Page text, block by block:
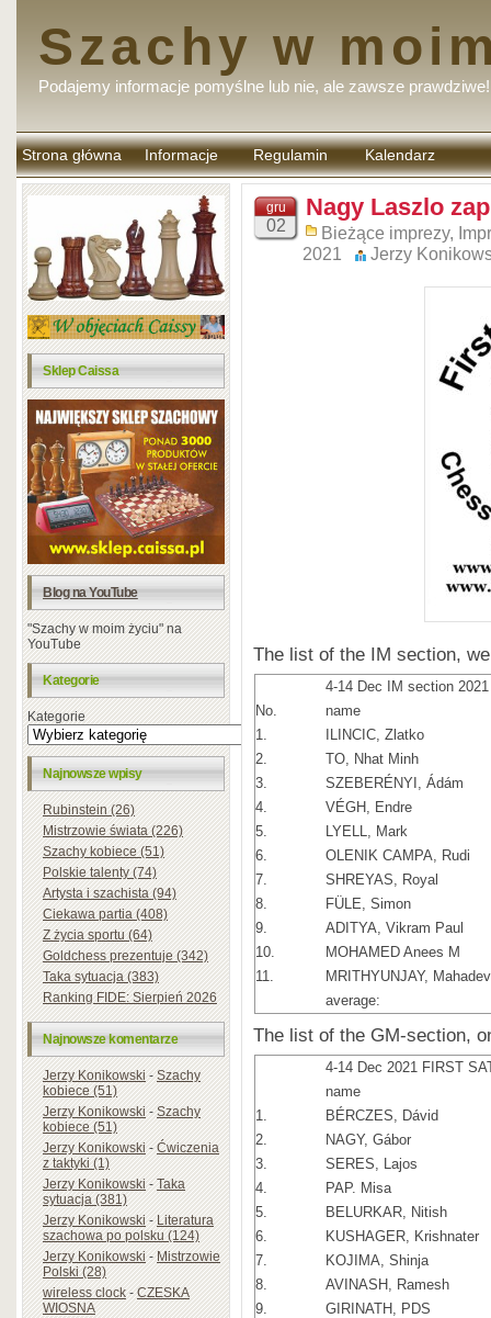
Szachy w
Podajemy informacje pomyślne lub nie, ale zawsze prawdziwe!
Strona główna Informacje Regulamin
komentarzy
Kalendarz
Sklep Caissa
Blog na YouTube
"Szachy w moim życiu" na
YouTube
Kategorie
Kategorie
Najnowsze wpisy
Rubinstein (26)
Mistrzowie świata (226)
Szachy kobiece (51)
Polskie talenty (74)
Artysta i szachista (94)
Ciekawa partia (408)
Z życia sportu (64)
Goldchess prezentuje (342)
Taka sytuacja (383)
Ranking FIDE: Sierpień 2026
Najnowsze komentarze
Jerzy Konikowski-Szachy
kobiece (51)
Jerzy Konikowski-Szachy
kobiece (51)
Jerzy Konikowski-Ćwiczenia
z taktyki (1)
Jerzy Konikowski-Taka
sytuacja (381)
Jerzy Konikowski-Literatura
szachowa po polsku (124)
Jerzy Konikowski-Mistrzowie
Polski (28)
wireless clock-CZESKA
WIOSNA
gru
02
Nagy Laszlo
Bieżące imprezy,
2021
Jerzy
The list of the IM section,
4-14 Dec IM section
No.
name
1.
ILINCIC, Zlatko
2.
TO, Nhat Minh
3.
SZEBERÉNYI, Ádám
4.
VÉGH, Endre
5.
LYELL, Mark
6.
OLENIK CAMPA, Rudi
7.
SHREYAS, Royal
8.
FÜLE, Simon
9.
ADITYA, Vikram Paul
10.
MOHAMED Anees M
11.
MRITHYUNJAY,
average:
The list of the GM-section,
4-14 Dec 2021 FIRST
name
1.
BÉRCZES, Dávid
2.
NAGY, Gábor
3.
SERES, Lajos
4.
PAP. Misa
5.
BELURKAR, Nitish
6.
KUSHAGER, Krishnater
7.
KOJIMA, Shinja
8.
AVINASH, Ramesh
9.
GIRINATH, PDS